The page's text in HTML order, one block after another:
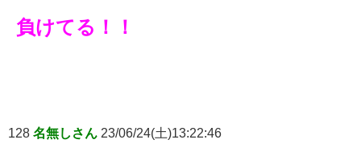
負けてる！！
128 名無しさん 23/06/24(土)13:22:46